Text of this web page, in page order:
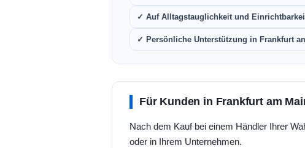
✓ Auf Alltagstauglichkeit und
✓ Persönliche Unterstützung in Frankfurt
Für Kunden in Frankfurt am
Nach dem Kauf bei einem Händler Ihrer
oder in Ihrem Unternehmen.